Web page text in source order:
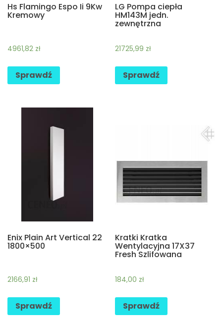
Hs Flamingo Espo Ii 9Kw
Kremowy
4961,82 zł
Sprawdź
LG Pompa ciepła
HM143M jedn.
zewnętrzna
21725,99 zł
Sprawdź
Enix Plain Art Vertical 22
1800×500
2166,91 zł
Sprawdź
Kratki Kratka
Wentylacyjna 17X37
Fresh Szlifowana
184,00 zł
Sprawdź